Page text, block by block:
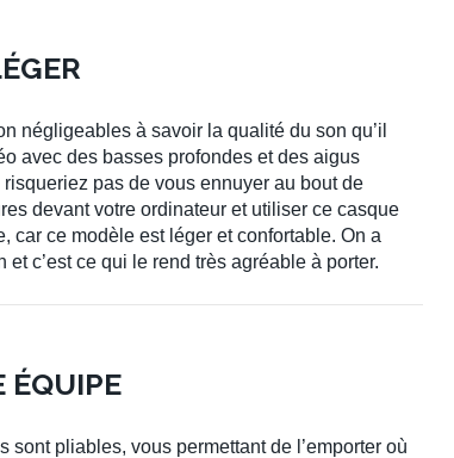
négligeables à savoir la qualité du son qu’il
avec des basses profondes et des aigus
pas de vous ennuyer au bout de
devant votre ordinateur et utiliser ce casque
car ce modèle est léger et confortable. On a
c’est ce qui le rend très agréable à porter.
ÉQUIPE
pliables, vous permettant de l’emporter où